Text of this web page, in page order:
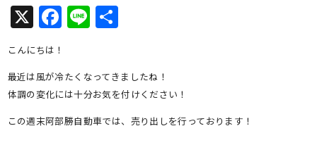
X Facebook
Line共
こんにちは！
最近は風が冷たくなってきましたね！
体調の変化には十分お気を付けください！
この週末阿部勝自動車では、売り出しを行っております！